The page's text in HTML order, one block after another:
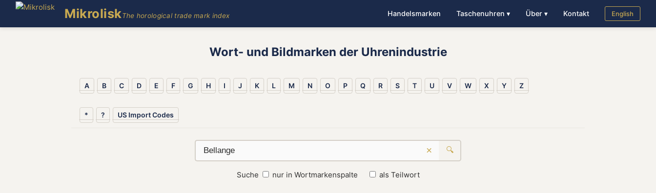
MikroliskThe horological trade mark index Handelsmarken Taschenuhren ▾ Über ▾ Kontakt English
Wort- und Bildmarken der Uhrenindustrie
A B C D E F G H I J K L M N O P Q R S T U V W X Y Z
* ? US Import Codes
× 🔍
Suche nur in Wortmarkenspalte als Teilwort